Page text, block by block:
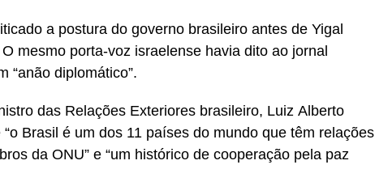
a postura do governo brasileiro antes de Yigal
mesmo porta-voz israelense havia dito ao jornal
“anão diplomático”.
das Relações Exteriores brasileiro, Luiz Alberto
Brasil é um dos 11 países do mundo que têm relações
da ONU” e “um histórico de cooperação pela paz